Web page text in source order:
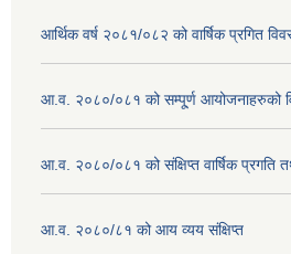
आर्थिक वर्ष २०८१/०८२ को वार्षिक प्रगित
आ.व. २०८०/०८१ को सम्पू्र्ण आयोजनाहरुको
आ.व. २०८०/०८१ को संक्षिप्त वार्षिक प्रगति
आ.व. २०८०/८१ को आय व्यय संक्षिप्त